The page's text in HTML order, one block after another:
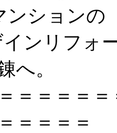
ンション
ンリフォ
へ。
＝＝＝＝
＝＝＝＝